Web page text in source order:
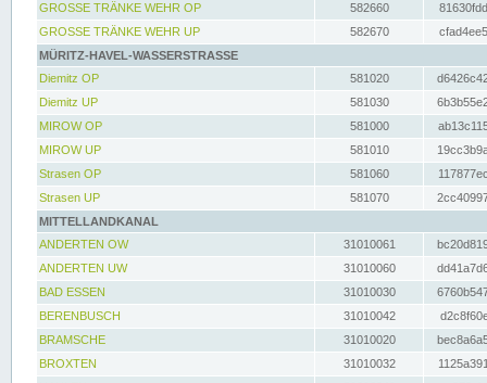
GROSSE TRÄNKE WEHR OP
582660
GROSSE TRÄNKE WEHR UP
582670
MÜRITZ-HAVEL-WASSERSTRASSE
Diemitz OP
581020
Diemitz UP
581030
MIROW OP
581000
MIROW UP
581010
Strasen OP
581060
Strasen UP
581070
MITTELLANDKANAL
ANDERTEN OW
31010061
ANDERTEN UW
31010060
BAD ESSEN
31010030
BERENBUSCH
31010042
BRAMSCHE
31010020
BROXTEN
31010032